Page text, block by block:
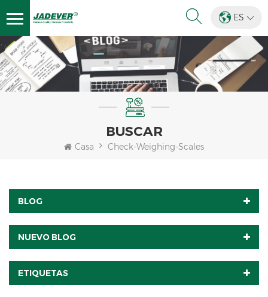
ES
BUSCAR
Casa Check-Weighing-Scales
BLOG
NUEVO BLOG
ETIQUETAS